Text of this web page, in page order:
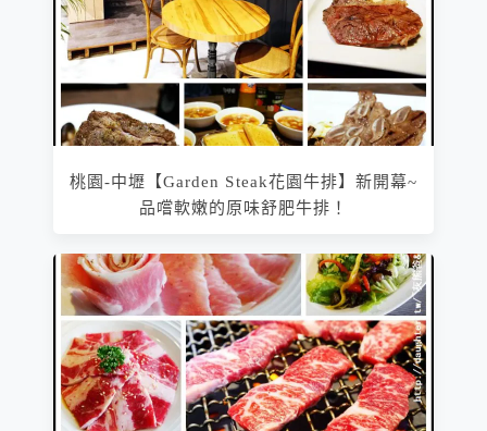
桃園-中壢【Garden Steak花園牛排】新開幕~
品嚐軟嫩的原味舒肥牛排！